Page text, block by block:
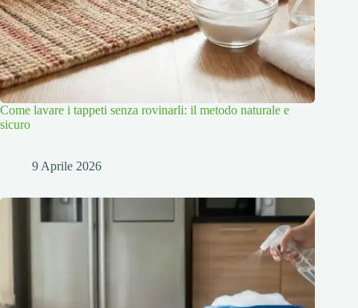
Come lavare i tappeti senza rovinarli: il metodo naturale e
sicuro
9 Aprile 2026